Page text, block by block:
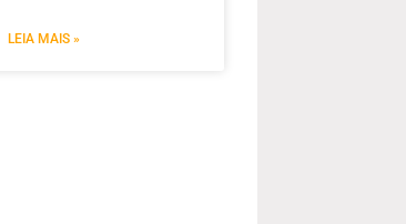
LEIA MAIS »